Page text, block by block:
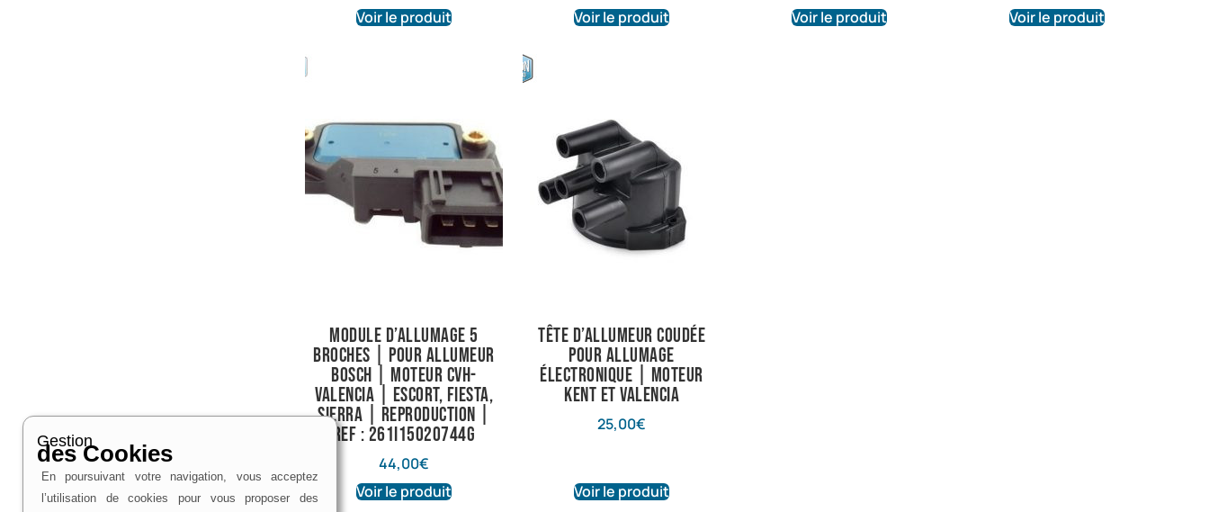
Voir le produit Voir le produit Voir le produit
Voir le produit
Module d’allumage 5
broches | Pour Allumeur
Bosch | Moteur CVH-
Valencia | Escort, Fiesta,
Sierra | Reproduction |
Ref : 261i15020744G
44,00€
Voir le produit
Tête d’allumeur coudée
pour allumage
électronique | Moteur
Kent et Valencia
25,00€
Voir le produit
Gestion
des Cookies
En poursuivant votre navigation, vous acceptez
l’utilisation de cookies pour vous proposer des